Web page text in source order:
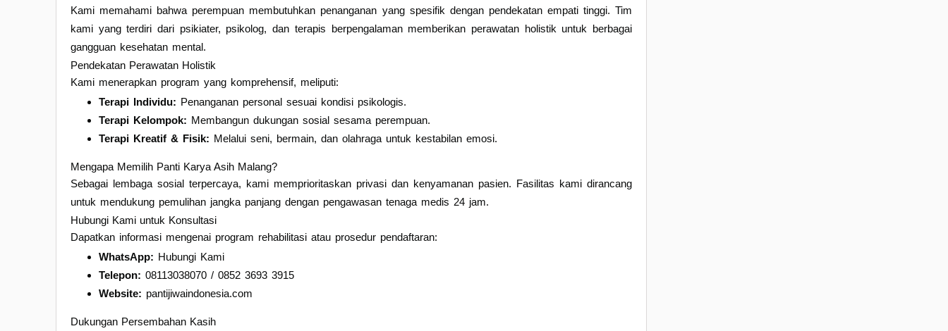
Kami memahami bahwa perempuan membutuhkan penanganan yang spesifik dengan pendekatan empati tinggi. Tim
kami yang terdiri dari psikiater, psikolog, dan terapis berpengalaman memberikan perawatan holistik untuk berbagai
gangguan kesehatan mental.
Pendekatan Perawatan Holistik
Kami menerapkan program yang komprehensif, meliputi:
Terapi Individu: Penanganan personal sesuai kondisi psikologis.
Terapi Kelompok: Membangun dukungan sosial sesama perempuan.
Terapi Kreatif & Fisik: Melalui seni, bermain, dan olahraga untuk kestabilan emosi.
Mengapa Memilih Panti Karya Asih Malang?
Sebagai lembaga sosial terpercaya, kami memprioritaskan privasi dan kenyamanan pasien. Fasilitas kami dirancang
untuk mendukung pemulihan jangka panjang dengan pengawasan tenaga medis 24 jam.
Hubungi Kami untuk Konsultasi
Dapatkan informasi mengenai program rehabilitasi atau prosedur pendaftaran:
WhatsApp: Hubungi Kami
Telepon: 08113038070 / 0852 3693 3915
Website: pantijiwaindonesia.com
Dukungan Persembahan Kasih